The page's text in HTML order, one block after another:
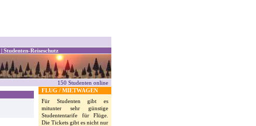
| Studenten-Reiseschutz
150 Studenten online
FLUG / MIETWAGEN
Für Studenten gibt es
mitunter sehr günstige
Studententarife für Flüge.
Die Tickets gibt es nicht nur